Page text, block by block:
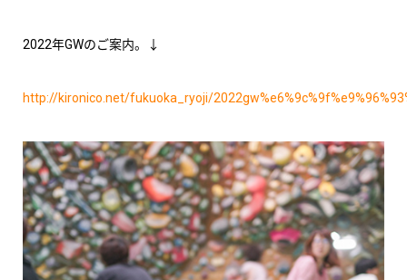
2022年GWのご案内。↓
http://kironico.net/fukuoka_ryoji/